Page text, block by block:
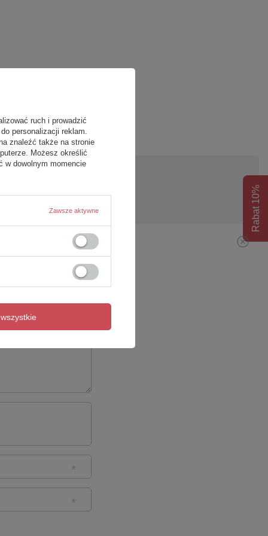
Rabat 10%
ruch i prowadzić
personalizacji reklam.
znaleźć także na stronie
Możesz określić
w dowolnym momencie
Zawsze aktywne